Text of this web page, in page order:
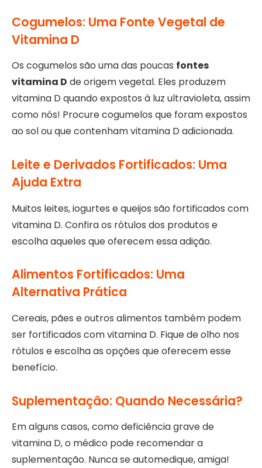
Cogumelos: Uma Fonte Vegetal de
Vitamina D
Os cogumelos são uma das poucas fontes
vitamina D de origem vegetal. Eles produzem
vitamina D quando expostos à luz ultravioleta, assim
como nós! Procure cogumelos que foram expostos
ao sol ou que contenham vitamina D adicionada.
Leite e Derivados Fortificados: Uma
Ajuda Extra
Muitos leites, iogurtes e queijos são fortificados com
vitamina D. Confira os rótulos dos produtos e
escolha aqueles que oferecem essa adição.
Alimentos Fortificados: Uma
Alternativa Prática
Cereais, pães e outros alimentos também podem
ser fortificados com vitamina D. Fique de olho nos
rótulos e escolha as opções que oferecem esse
benefício.
Suplementação: Quando Necessária?
Em alguns casos, como deficiência grave de
vitamina D, o médico pode recomendar a
suplementação. Nunca se automedique, amiga!